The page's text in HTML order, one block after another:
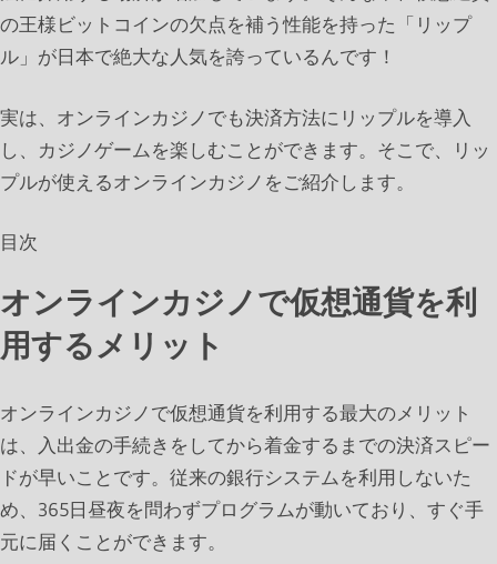
の王様ビットコインの欠点を補う性能を持った「リップ
ル」が日本で絶大な人気を誇っているんです！
実は、オンラインカジノでも決済方法にリップルを導入
し、カジノゲームを楽しむことができます。そこで、リッ
プルが使えるオンラインカジノをご紹介します。
目次
オンラインカジノで仮想通貨を利
用するメリット
オンラインカジノで仮想通貨を利用する最大のメリット
は、入出金の手続きをしてから着金するまでの決済スピー
ドが早いことです。従来の銀行システムを利用しないた
め、365日昼夜を問わずプログラムが動いており、すぐ手
元に届くことができます。